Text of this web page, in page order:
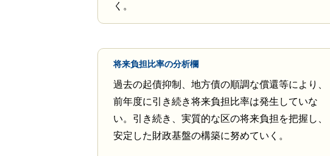
く。
将来負担比率の分析欄
過去の起債抑制、地方債の順調な償還等により、
前年度に引き続き将来負担比率は発生していな
い。引き続き、実質的な区の将来負担を把握し、
安定した財政基盤の構築に努めていく。